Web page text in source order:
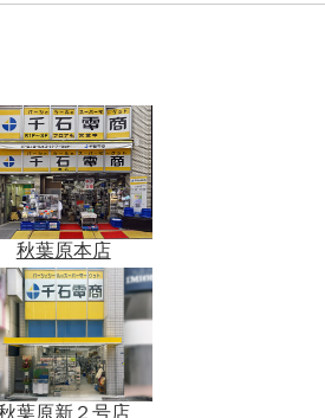
秋葉原本店
葉原新２号店